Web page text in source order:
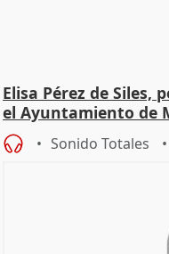
Elisa Pérez de Siles,
el Ayuntamiento de
Sonido Totales